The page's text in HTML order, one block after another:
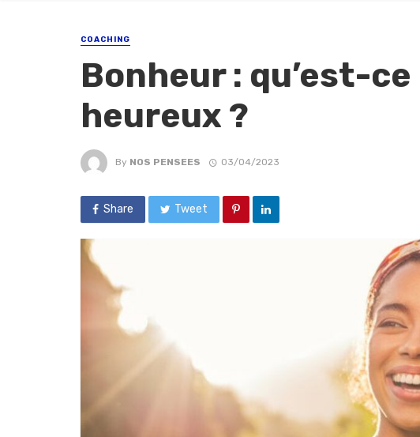
COACHING
Bonheur : qu’est-
heureux ?
By NOS PENSEES 03/04/2023
Share Tweet